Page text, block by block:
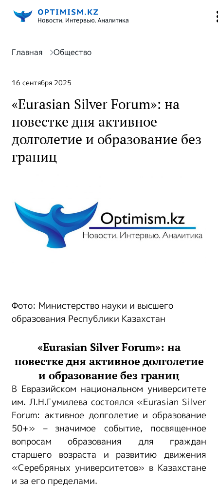
Главная Общество
16 сентября 2025
«Eurasian Silver Forum»: на
повестке дня активное
долголетие и образование без
границ
Фото: Министерство науки и высшего
образования Республики Казахстан
«Eurasian Silver Forum»: на
повестке дня активное долголетие
и образование без границ
В Евразийском национальном университете
им. Л.Н.Гумилева состоялся «Eurasian Silver
Forum: активное долголетие и образование
50+» – значимое событие, посвященное
вопросам образования для граждан
старшего возраста и развитию движения
«Серебряных университетов» в Казахстане
и за его пределами.